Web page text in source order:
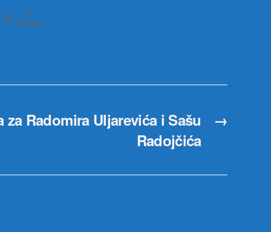
0
SHARES
→
za Radomira Uljarevića i Sašu
Radojčića